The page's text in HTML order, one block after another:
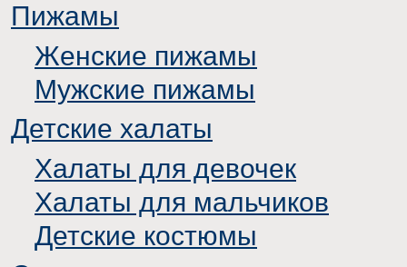
Пижамы
Женские пижамы
Мужские пижамы
Детские халаты
Халаты для девочек
Халаты для мальчиков
Детские костюмы